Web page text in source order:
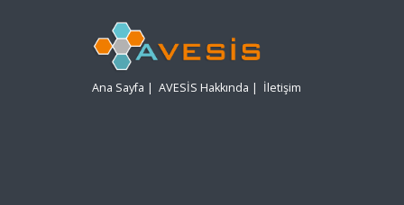
Ana Sayfa | AVESİS Hakkında | İletişim